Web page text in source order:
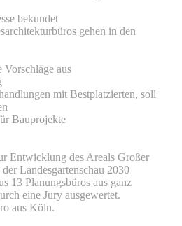
bekundet
gehen in den
Vorschläge aus
mit Bestplatzierten, soll
Bauprojekte
Entwicklung des Areals Großer
Landesgartenschau 2030
13 Planungsbüros aus ganz
eine Jury ausgewertet.
aus Köln.